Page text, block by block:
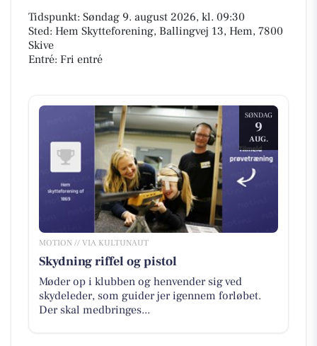
Tidspunkt: Søndag 9. august 2026, kl. 09:30
Sted: Hem Skytteforening, Ballingvej 13, Hem, 7800
Skive
Entré: Fri entré
SØNDAG
9
AUG.
MOTION // VIA KULTUNAUT
Skydning riffel og pistol
Møder op i klubben og henvender sig ved
skydeleder, som guider jer igennem forløbet.
Der skal medbringes...